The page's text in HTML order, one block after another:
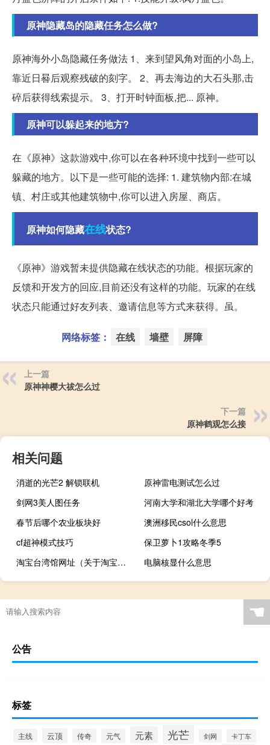
原神隐藏岛的隐藏任务怎么做?
原神海外小岛隐藏任务做法 1、来到望风角对面的小岛上,
靠近日晷后观察残破的刻字。 2、再去海边的大石头那,击
碎后获得线索提示。 3、打开时钟面板,把... 原神。
原神可以躲起来的地方?
在《原神》这款游戏中,你可以在各种环境中找到一些可以
躲藏的地方。以下是一些可能的选择: 1. 建筑物内部:在城
镇、村庄或其他建筑物中,你可以进入房屋、商店。
原神如何隐藏在线状态?
《原神》游戏暂未提供隐藏在线状态的功能。根据玩家的
反馈和开发方的回应,目前还没有这样的功能。玩家的在线
状态只能通过好友列表、邀请信息等方式来获得。虽。
网络标签： 在线 墙壁 屏障
上一篇
原神神樱大祓怎么过
下一篇
原神鹤观怎么接
相关问题
消逝的光芒2 解锁联机
原神雷电测试怎么过
剑网3美人图任务
河南大学和湖北大学哪个好考
春节后哪个农业板块好
澳洲移民csol什么意思
cf超神模式技巧
保卫萝卜1攻略冬季5
淘宝台湾馆网址（关于淘宝台湾馆网址的介绍）
电脑核显什么意思
☚
公告
标签
主线 云顶 传奇 元气 元素 光芒 剑网 卡丁车